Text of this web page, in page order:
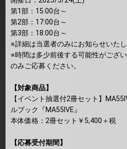
第1部：15:00台～
第2部：17:00台～
第3部：18:00台～
※詳細は当選者のみにお知らせいたし
※時間は多少前後する可能性がござ
のみご応募ください。
【対象商品】
【イベント抽選付2冊セット】
ルブック『MA55IVE』
本体価格：2冊セット￥5,400＋税
【応募受付期間】